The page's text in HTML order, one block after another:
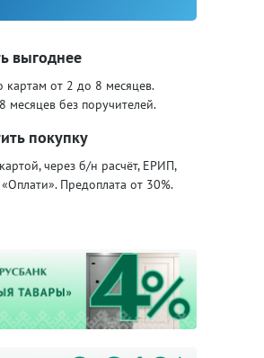
выгоднее
картам от 2 до 8 месяцев.
месяцев без поручителей.
покупку
через б/н расчёт, ЕРИП,
Предоплата от 30%.